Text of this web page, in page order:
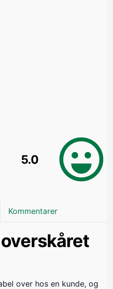
5.0
Kommentarer
over hos en kunde, og